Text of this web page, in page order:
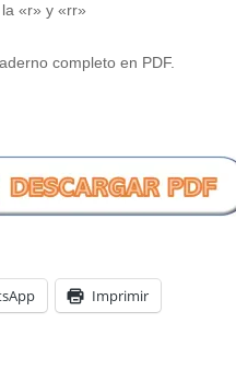
«r» y «rr»
completo en PDF.
Imprimir